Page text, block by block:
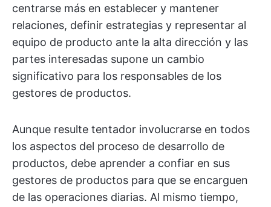
centrarse más en establecer y mantener
relaciones, definir estrategias y representar al
equipo de producto ante la alta dirección y las
partes interesadas supone un cambio
significativo para los responsables de los
gestores de productos.
Aunque resulte tentador involucrarse en todos
los aspectos del proceso de desarrollo de
productos, debe aprender a confiar en sus
gestores de productos para que se encarguen
de las operaciones diarias. Al mismo tiempo,